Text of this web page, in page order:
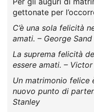
gettonate per
C’è una sola felicità
amati. – George Sand
La suprema felicità
essere amati. –
Un matrimonio felice
nuovo punto di
Stanley